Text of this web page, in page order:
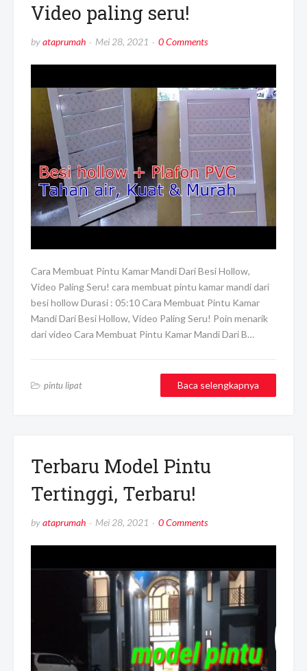
Video paling seru!
byataprumah Mei 28, 2021 0 Comments
Cara Membuat Pintu Kamar Mandi Dari Besi Hollow,
Video Paling Seru! cara membuat pintu kamar mandi dari
besi hollow Durasi : 05:10 Cara Membuat Pintu Kamar
Mandi Dari Besi Hollow, Video Paling Seru! Poin menarik
dari video Cara Membuat Pintu Kamar Mandi Dari B…
pintu lipat Baca selengkapnya
Terbaru Model Pintu
Tertinggi, Terbaru!
byataprumah Mei 28, 2021 0 Comments